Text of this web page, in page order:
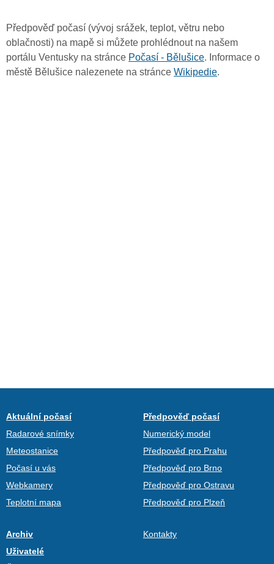
Předpověď počasí (vývoj srážek, teplot, větru nebo
oblačnosti) na mapě si můžete prohlédnout na našem
portálu Ventusky na stránce Počasí - Bělušice. Informace o
městě Bělušice nalezenete na stránce Wikipedie.
Aktuální počasí
Radarové snímky
Meteostanice
Počasí u vás
Webkamery
Teplotní mapa
Předpověď počasí
Numerický model
Předpověď pro Prahu
Předpověď pro Brno
Předpověď pro Ostravu
Předpověď pro Plzeň
Archiv
Uživatelé
Kontakty